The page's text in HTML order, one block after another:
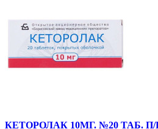
КЕТОРОЛАК 10МГ. №20 ТАБ.